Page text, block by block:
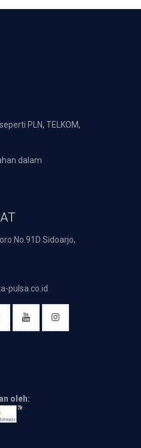
PLN, TELKOM,
dalam
No.91D Sidoarjo,
pulsa.co.id
oleh: